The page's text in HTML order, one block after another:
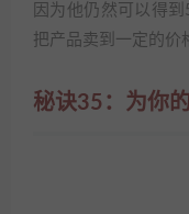
因为他仍然可以得
把产品卖到一定的价
秘诀35：为你